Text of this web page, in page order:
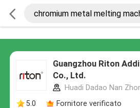
Guangzhou Riton
Co., Ltd.
Huadi Dadao Nan
5.0
Fornitore verificato